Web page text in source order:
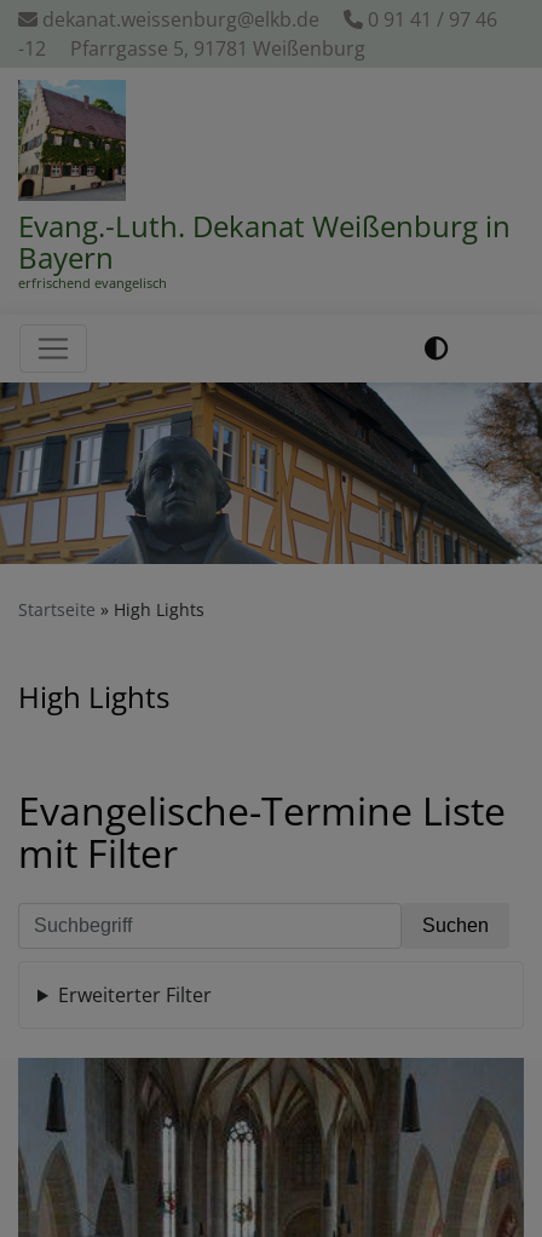
Direkt
zum
dekanat.weissenburg@elkb.de
0 91 41 / 97 46
-12
Pfarrgasse 5, 91781 Weißenburg
Evang.-Luth. Dekanat Weißenburg in
Bayern
erfrischend evangelisch
Hauptnavigation
Startseite High Lights
High Lights
Evangelische-Termine Liste
mit Filter
Erweiterter Filter